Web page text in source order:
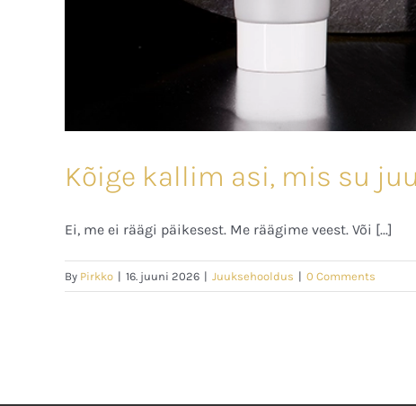
Kõige kallim asi, mis su
Ei, me ei räägi päikesest. Me räägime veest. Või [...]
By Pirkko | 16. juuni 2026 | Juuksehooldus | 0 Comments